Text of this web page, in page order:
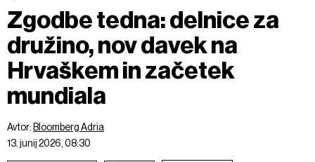
Zgodbe tedna: delnice za
družino, nov davek na
Hrvaškem in začetek
mundiala
Avtor: Bloomberg Adria
13. junij 2026, 08:30